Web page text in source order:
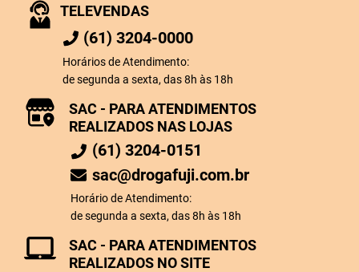
TELEVENDAS
(61) 3204-0000
Horários de Atendimento:
de segunda a sexta, das 8h às 18h
SAC - PARA ATENDIMENTOS
REALIZADOS NO SITE
SAC - PARA ATENDIMENTOS
REALIZADOS NAS LOJAS
(61) 3204-0151
sac@drogafuji.com.br
Horário de Atendimento:
de segunda a sexta, das 8h às 18h